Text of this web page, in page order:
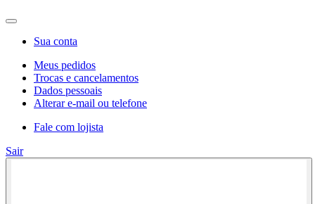
Sua conta
Meus pedidos
Trocas e cancelamentos
Dados pessoais
Alterar e-mail ou telefone
Fale com lojista
Sair